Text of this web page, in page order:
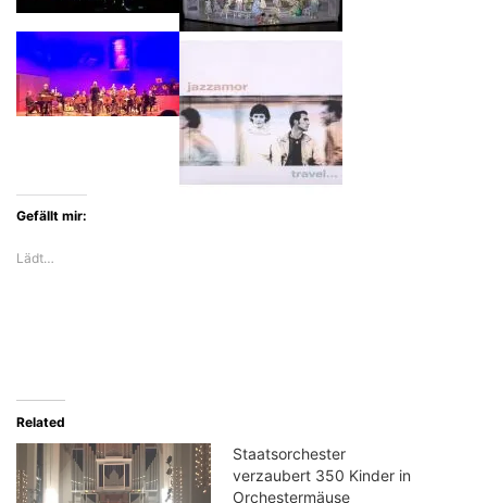
Gefällt mir:
Lädt…
Related
Staatsorchester
verzaubert 350 Kinder in
Orchestermäuse